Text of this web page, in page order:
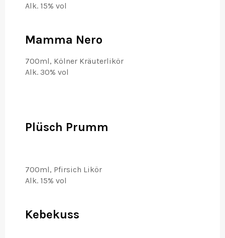
Alk. 15% vol
Mamma Nero
700ml, Kölner Kräuterlikör
Alk. 30% vol
Plüsch Prumm
700ml, Pfirsich Likör
Alk. 15% vol
Kebekuss